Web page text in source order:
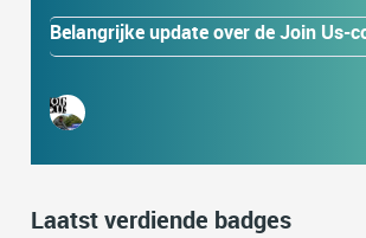
Belangrijke update over de Join Us-
Laatst verdiende badges